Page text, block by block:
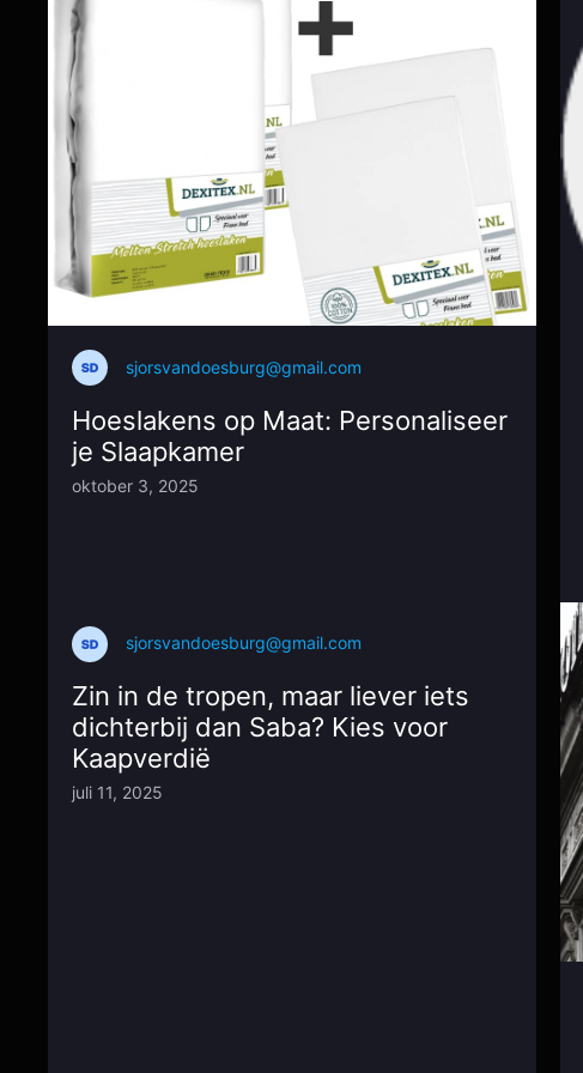
sjorsvandoesburg@gmail.com
Hoeslakens op Maat: Personaliseer
je Slaapkamer
oktober 3, 2025
sjorsvandoesburg@gmail.com
Zin in de tropen, maar liever iets
dichterbij dan Saba? Kies voor
Kaapverdië
juli 11, 2025